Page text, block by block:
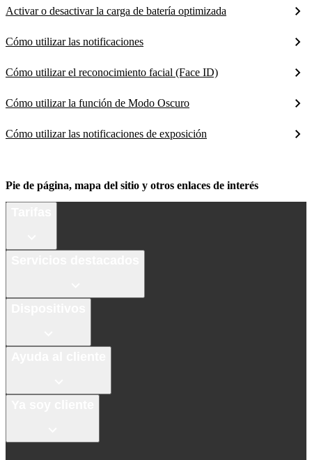
Activar o desactivar la carga de batería optimizada
Cómo utilizar las notificaciones
Cómo utilizar el reconocimiento facial (Face ID)
Cómo utilizar la función de Modo Oscuro
Cómo utilizar las notificaciones de exposición
Pie de página, mapa del sitio y otros enlaces de interés